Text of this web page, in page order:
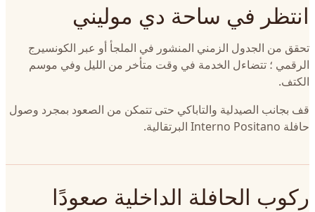
انتظر في ساحة دي موليني
تحقق من الجدول الزمني المنشور في الملجأ أو عبر الكونسيرج
الرقمي ؛ تتضاءل الخدمة في وقت متأخر من الليل وفي موسم
الكتف.
قف بجانب الصيدلية والتاباكي حتى تتمكن من الصعود بمجرد وصول
حافلة Interno Positano البرتقالية.
ركوب الحافلة الداخلية صعودًا